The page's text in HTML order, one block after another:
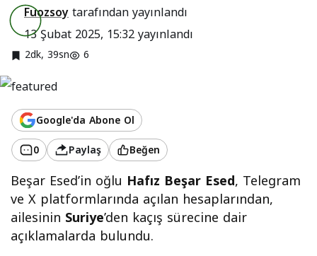
Fuozsoytarafından yayınlandı
13 Şubat 2025, 15:32yayınlandı
2dk, 39sn 6
Google'da Abone Ol
0
Paylaş Beğen
Beşar Esed’in oğlu Hafız Beşar Esed, Telegram
ve X platformlarında açılan hesaplarından,
ailesinin Suriye’den kaçış sürecine dair
açıklamalarda bulundu.